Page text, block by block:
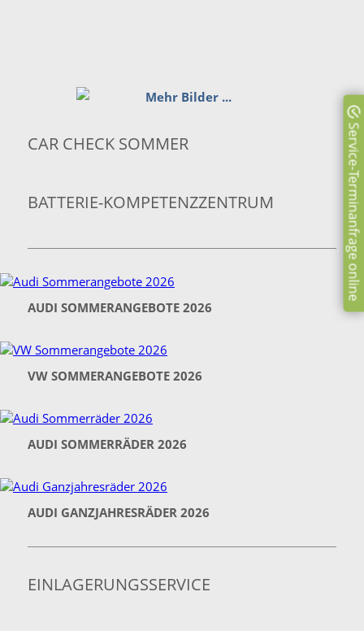
Service-Terminanfrage online
CAR CHECK SOMMER
BATTERIE-KOMPETENZZENTRUM
AUDI SOMMERANGEBOTE 2026
VW SOMMERANGEBOTE 2026
AUDI SOMMERRÄDER 2026
AUDI GANZJAHRESRÄDER 2026
EINLAGERUNGSSERVICE